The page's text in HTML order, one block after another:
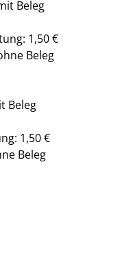
Beleg
1,50 €
Beleg
Beleg
1,50 €
Beleg